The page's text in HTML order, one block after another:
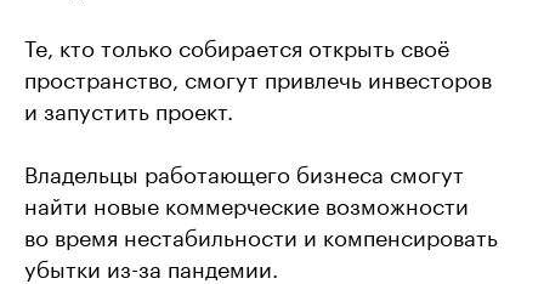
Те, кто только собирается открыть своё
пространство, смогут привлечь инвесторов
и запустить проект.
Владельцы работающего бизнеса смогут
найти новые коммерческие возможности
во время нестабильности и компенсировать
убытки из-за пандемии.